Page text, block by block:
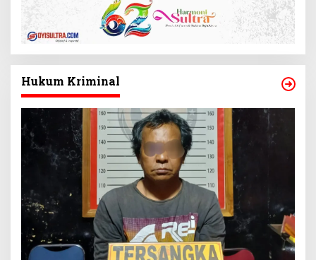
Hukum Kriminal